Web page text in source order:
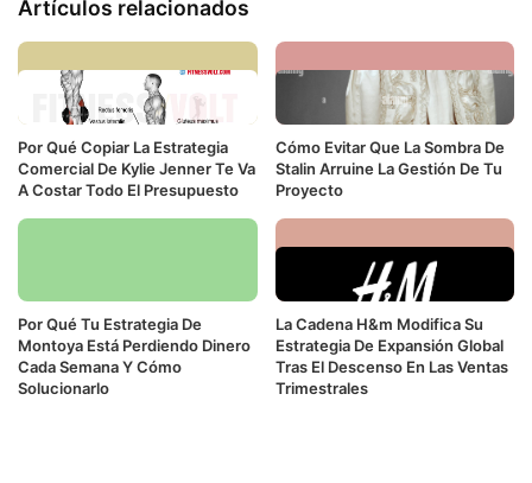
Artículos relacionados
Por Qué Copiar La Estrategia
Comercial De Kylie Jenner Te Va
A Costar Todo El Presupuesto
Cómo Evitar Que La Sombra De
Stalin Arruine La Gestión De Tu
Proyecto
Por Qué Tu Estrategia De
Montoya Está Perdiendo Dinero
Cada Semana Y Cómo
Solucionarlo
La Cadena H&m Modifica Su
Estrategia De Expansión Global
Tras El Descenso En Las Ventas
Trimestrales